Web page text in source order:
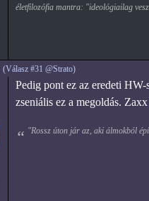
életfilozófia mantra: "ideológiailag
(Válasz #31 @Strato)
Pedig pont ez az eredeti
zseniális ez a megoldás.
"Rossz úton jár az, aki álmokból